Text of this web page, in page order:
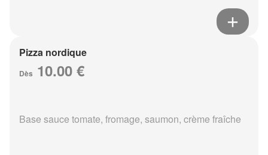
Pizza nordique
Dès 10.00 €
Base sauce tomate, fromage, saumon, crème fraîche